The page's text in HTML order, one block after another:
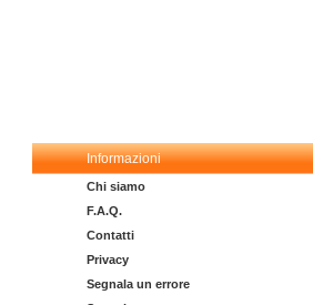
Informazioni
Chi siamo
F.A.Q.
Contatti
Privacy
Segnala un errore